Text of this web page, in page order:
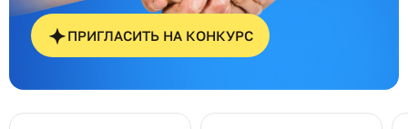
ПРИГЛАСИТЬ НА КОНКУРС